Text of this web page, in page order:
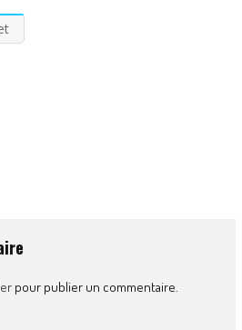
pour publier un commentaire.